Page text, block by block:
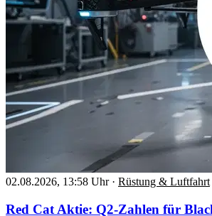
02.08.2026, 13:58 Uhr · Rüstung & Luftfahrt
Red Cat Aktie: Q2-Zahlen für